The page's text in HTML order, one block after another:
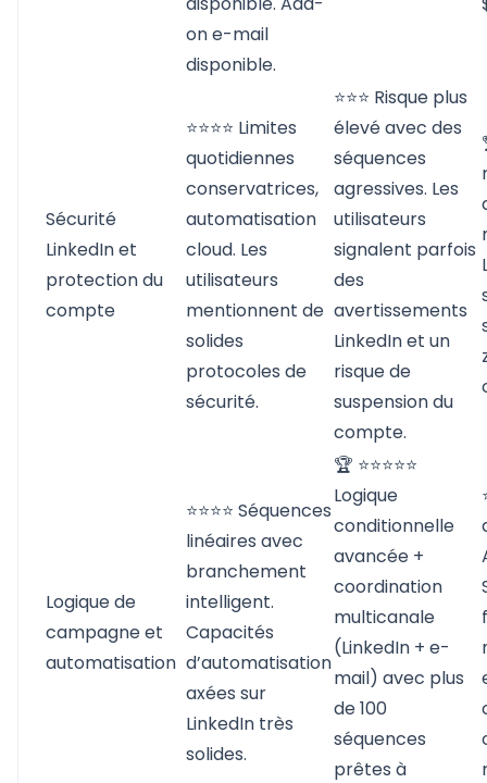
on e-mail
disponible.
Sécurité
LinkedIn et
protection du
compte
⭐⭐⭐⭐ Limites
quotidiennes
conservatrices,
automatisation
cloud. Les
utilisateurs
mentionnent de
solides
protocoles de
sécurité.
⭐⭐⭐ Risque plus
élevé avec des
séquences
agressives. Les
utilisateurs
signalent parfois
des
avertissements
LinkedIn et un
risque de
suspension du
compte.
Logique de
campagne et
automatisation
⭐⭐⭐⭐ Séquences
linéaires avec
branchement
intelligent.
Capacités
d’automatisation
axées sur
LinkedIn très
solides.
🏆 ⭐⭐⭐⭐⭐
Logique
conditionnelle
avancée +
coordination
multicanale
(LinkedIn + e-
mail) avec plus
de 100
séquences
prêtes à